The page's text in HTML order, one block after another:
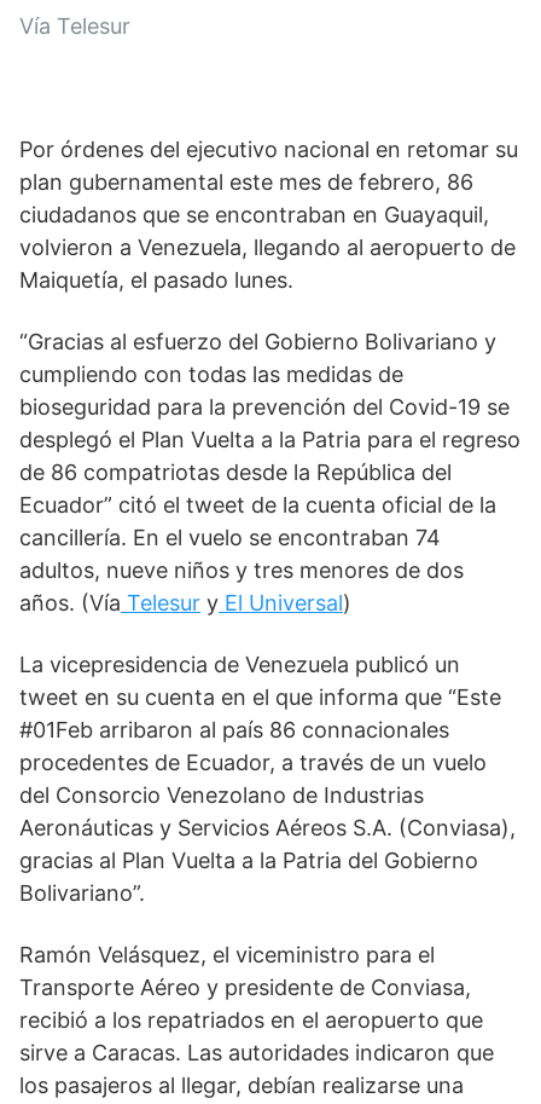
Vía Telesur
Por órdenes del ejecutivo nacional en retomar su
plan gubernamental este mes de febrero, 86
ciudadanos que se encontraban en Guayaquil,
volvieron a Venezuela, llegando al aeropuerto de
Maiquetía, el pasado lunes.
“Gracias al esfuerzo del Gobierno Bolivariano y
cumpliendo con todas las medidas de
bioseguridad para la prevención del Covid-19 se
desplegó el Plan Vuelta a la Patria para el regreso
de 86 compatriotas desde la República del
Ecuador” citó el tweet de la cuenta oficial de la
cancillería. En el vuelo se encontraban 74
adultos, nueve niños y tres menores de dos
años. (Vía Telesur y El Universal)
La vicepresidencia de Venezuela publicó un
tweet en su cuenta en el que informa que “Este
#01Feb arribaron al país 86 connacionales
procedentes de Ecuador, a través de un vuelo
del Consorcio Venezolano de Industrias
Aeronáuticas y Servicios Aéreos S.A. (Conviasa),
gracias al Plan Vuelta a la Patria del Gobierno
Bolivariano”.
Ramón Velásquez, el viceministro para el
Transporte Aéreo y presidente de Conviasa,
recibió a los repatriados en el aeropuerto que
sirve a Caracas. Las autoridades indicaron que
los pasajeros al llegar, debían realizarse una